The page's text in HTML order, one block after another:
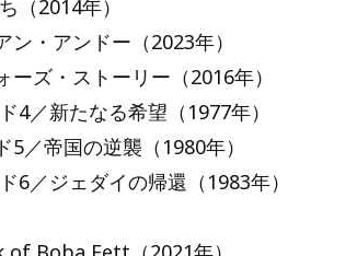
（2014年）
・アンドー（2023年）
ズ・ストーリー（2016年）
4／新たなる希望（1977年）
／帝国の逆襲（1980年）
6／ジェダイの帰還（1983年）